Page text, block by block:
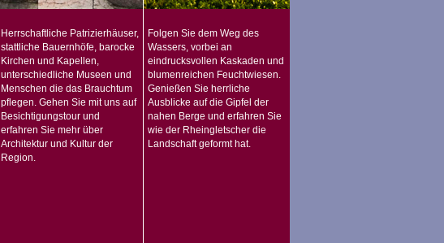
Herrschaftliche Patrizierhäuser,
stattliche Bauernhöfe, barocke
Kirchen und Kapellen,
unterschiedliche Museen und
Menschen die das Brauchtum
pflegen. Gehen Sie mit uns auf
Besichtigungstour und
erfahren Sie mehr über
Architektur und Kultur der
Region.
Folgen Sie dem Weg des
Wassers, vorbei an
eindrucksvollen Kaskaden und
blumenreichen Feuchtwiesen.
Genießen Sie herrliche
Ausblicke auf die Gipfel der
nahen Berge und erfahren Sie
wie der Rheingletscher die
Landschaft geformt hat.